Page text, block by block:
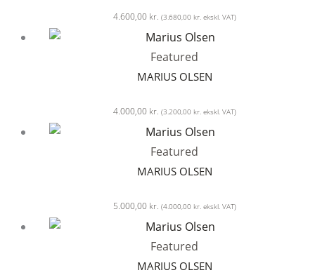
4.600,00 kr. (3.680,00 kr.ekskl. VAT)
Featured
MARIUS OLSEN
4.000,00 kr. (3.200,00 kr.ekskl. VAT)
Featured
MARIUS OLSEN
5.000,00 kr. (4.000,00 kr.ekskl. VAT)
Featured
MARIUS OLSEN